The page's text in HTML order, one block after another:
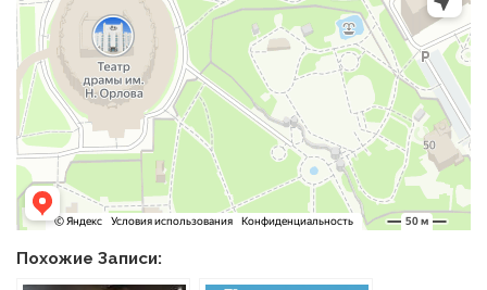
Похожие Записи: